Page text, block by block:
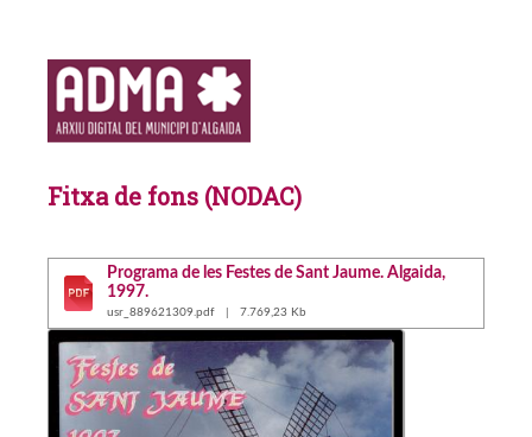
Fitxa de fons (NODAC)
Programa de les Festes de Sant Jaume. Algaida,
1997.
usr_889621309.pdf | 7.769,23 Kb